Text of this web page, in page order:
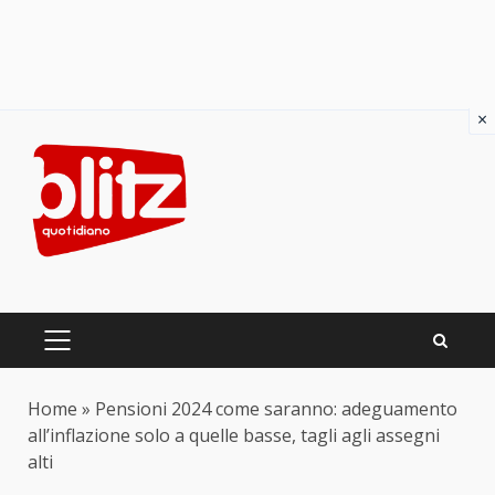
content
PRIMARY
Home » Pensioni 2024 come saranno: adeguamento
all’inflazione solo a quelle basse, tagli agli assegni
alti
×